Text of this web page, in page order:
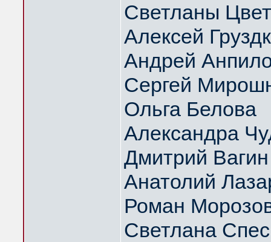
Светланы
Алексей
Андрей
Сергей
Ольга Белова
Александра
Дмитрий
Анатолий
Роман
Светлана